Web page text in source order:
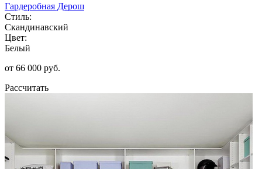
Гардеробная Дерош
Стиль:
Скандинавский
Цвет:
Белый
от 66 000 руб.
Рассчитать